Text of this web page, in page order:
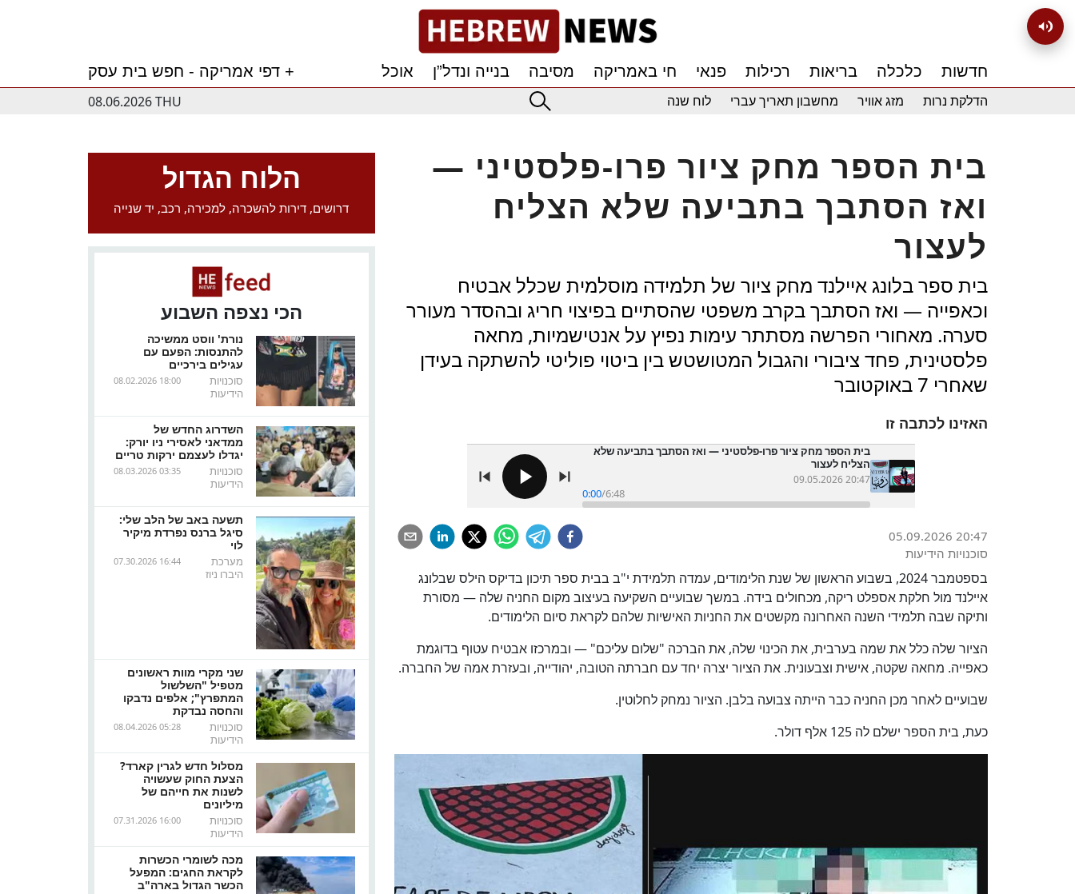
דפי אמריקה - חפש בית עסק + חדשות כלכלה בריאות רכילות פנאי חי באמריקה מסיבה בנייה ונדל”ן
אוכל
08.06.2026 THU
הדלקת נרות מזג אוויר מחשבון תאריך עברי לוח שנה
הלוח הגדול
דרושים, דירות להשכרה, למכירה, רכב, יד שנייה
הכי נצפה השבוע
נורת' ווסט ממשיכה
להתנסות: הפעם עם
עגילים בירכיים
08.02.2026 18:00
סוכנויות
הידיעות
השדרוג החדש של
ממדאני לאסירי ניו יורק:
יגדלו לעצמם ירקות טריים
08.03.2026 03:35
סוכנויות
הידיעות
תשעה באב של הלב שלי:
סיגל ברנס נפרדת מיקיר
לוי
07.30.2026 16:44
מערכת
היברו ניוז
שני מקרי מוות ראשונים
מטפיל "השלשול
המתפרץ"; אלפים נדבקו
והחסה נבדקת
08.04.2026 05:28
סוכנויות
הידיעות
מסלול חדש לגרין קארד?
הצעת החוק שעשויה
לשנות את חייהם של
מיליונים
07.31.2026 16:00
סוכנויות
הידיעות
מכה לשומרי הכשרות
לקראת החגים: המפעל
הכשר הגדול בארה"ב
בית הספר מחק ציור פרו-פלסטיני —
ואז הסתבך בתביעה שלא הצליח
לעצור
בית ספר בלונג איילנד מחק ציור של תלמידה מוסלמית שכלל אבטיח
וכאפייה — ואז הסתבך בקרב משפטי שהסתיים בפיצוי חריג ובהסדר מעורר
סערה. מאחורי הפרשה מסתתר עימות נפיץ על אנטישמיות, מחאה
פלסטינית, פחד ציבורי והגבול המטושטש בין ביטוי פוליטי להשתקה בעידן
שאחרי 7 באוקטובר
האזינו לכתבה זו
בית הספר מחק ציור פרו-פלסטיני — ואז הסתבך בתביעה שלא
הצליח לעצור
09.05.2026 20:47
0:00/6:48
05.09.2026 20:47
סוכנויות הידיעות
בספטמבר 2024, בשבוע הראשון של שנת הלימודים, עמדה תלמידת י"ב בבית ספר תיכון בדיקס הילס שבלונג
איילנד מול חלקת אספלט ריקה, מכחולים בידה. במשך שבועיים השקיעה בעיצוב מקום החניה שלה — מסורת
ותיקה שבה תלמידי השנה האחרונה מקשטים את החניות האישיות שלהם לקראת סיום הלימודים.
הציור שלה כלל את שמה בערבית, את הכינוי שלה, את הברכה "שלום עליכם" — ובמרכזו אבטיח עטוף בדוגמת
כאפייה. מחאה שקטה, אישית וצבעונית. את הציור יצרה יחד עם חברתה הטובה, יהודייה, ובעזרת אמה של החברה.
שבועיים לאחר מכן החניה כבר הייתה צבועה בלבן. הציור נמחק לחלוטין.
כעת, בית הספר ישלם לה 125 אלף דולר.